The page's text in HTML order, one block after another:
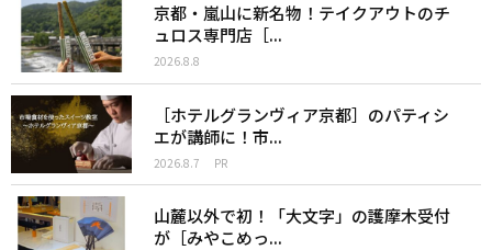
京都・嵐山に新名物！テイクアウトのチ
ュロス専門店［...
2026.8.8
［ホテルグランヴィア京都］のパティシ
エが講師に！市...
2026.8.7 PR
山麓以外で初！「大文字」の護摩木受付
が［みやこめっ...